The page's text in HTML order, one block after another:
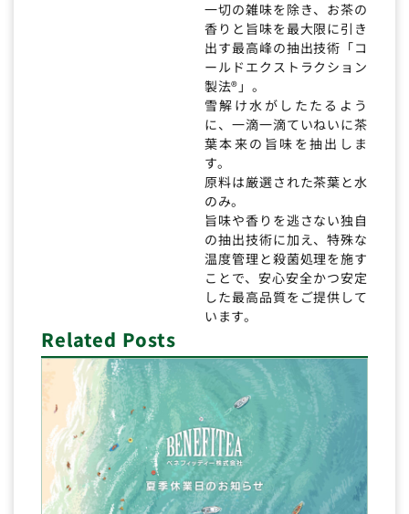
一切の雑味を除き、お茶の
香りと旨味を最大限に引き
出す最高峰の抽出技術「コ
ールドエクストラクション
製法®」。
雪解け水がしたたるよう
に、一滴一滴ていねいに茶
葉本来の旨味を抽出しま
す。
原料は厳選された茶葉と水
のみ。
旨味や香りを逃さない独自
の抽出技術に加え、特殊な
温度管理と殺菌処理を施す
ことで、安心安全かつ安定
した最高品質をご提供して
います。
Related Posts